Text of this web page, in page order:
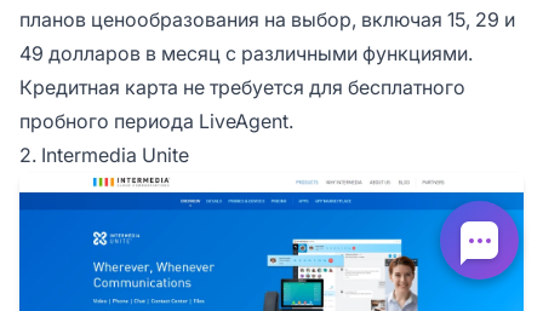
планов ценообразования на выбор, включая 15, 29 и
49 долларов в месяц с различными функциями.
Кредитная карта не требуется для бесплатного
пробного периода LiveAgent.
2. Intermedia Unite